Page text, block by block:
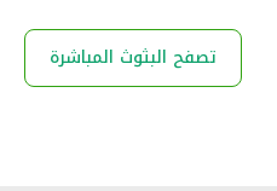
تصفح البثوث المباشرة